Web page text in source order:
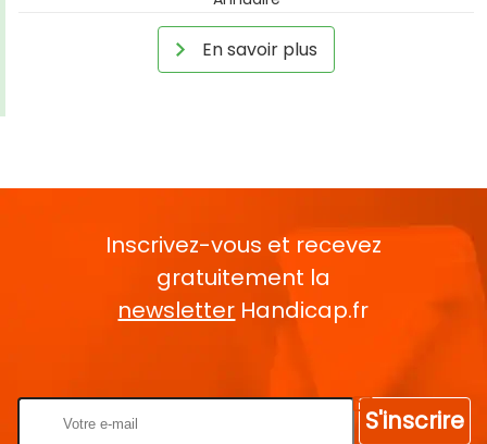
En savoir plus
Inscrivez-vous et recevez
gratuitement la
newsletter Handicap.fr
S'inscrire